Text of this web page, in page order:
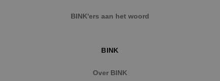
BINK'ers aan het woord
BINK
Over BINK